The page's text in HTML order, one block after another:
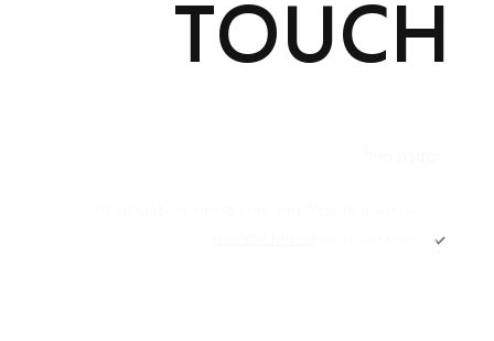
TOUCH
Academy תקנון